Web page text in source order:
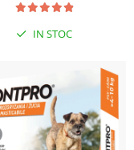
IN STOC